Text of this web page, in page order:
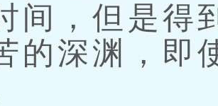
间，但是得
的深渊，即